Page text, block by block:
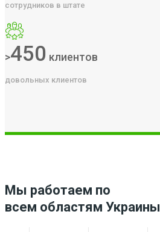
сотрудников в штате
>450 клиентов
довольных клиентов
Мы работаем по
всем областям Украины